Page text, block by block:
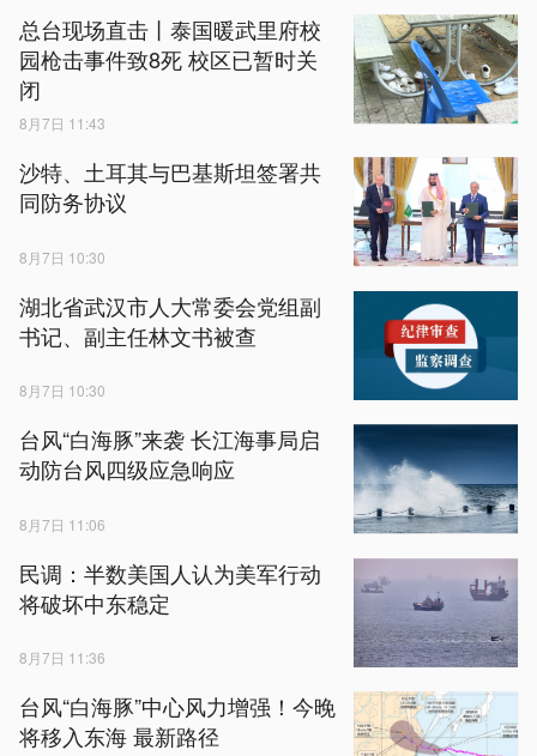
总台现场直击丨泰国暖武里府校
园枪击事件致8死 校区已暂时关
闭
8月7日 11:43
沙特、土耳其与巴基斯坦签署共
同防务协议
8月7日 10:30
湖北省武汉市人大常委会党组副
书记、副主任林文书被查
8月7日 10:30
台风“白海豚”来袭 长江海事局启
动防台风四级应急响应
8月7日 11:06
民调：半数美国人认为美军行动
将破坏中东稳定
8月7日 11:36
台风“白海豚”中心风力增强！今晚
将移入东海 最新路径